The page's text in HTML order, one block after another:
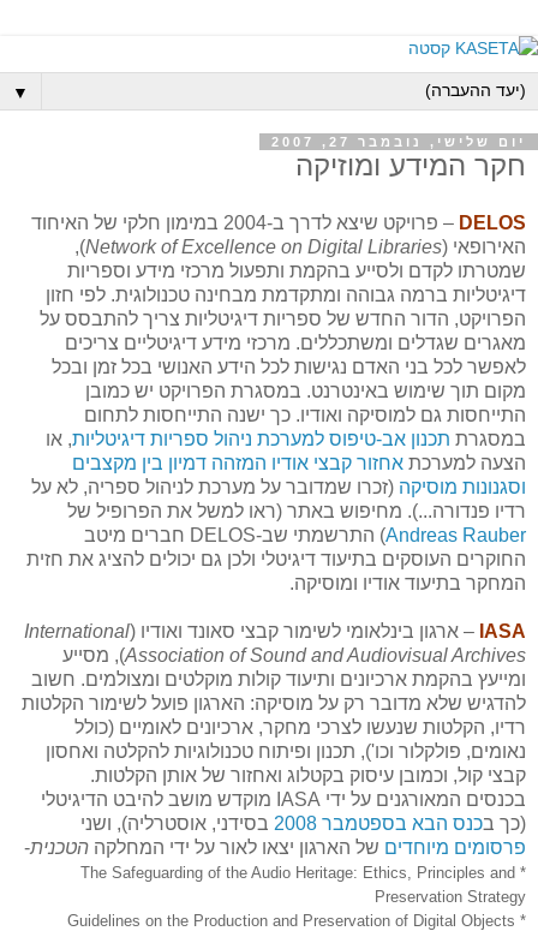
▼
יום שלישי, נובמבר 27, 2007
חקר המידע ומוזיקה
DELOS
– פרויקט שיצא לדרך ב-2004 במימון חלקי של האיחוד
האירופאי (Network of Excellence on Digital Libraries
),
שמטרתו לקדם ולסייע בהקמת ותפעול מרכזי מידע וספריות
דיגיטליות ברמה גבוהה ומתקדמת מבחינה טכנולוגית. לפי חזון
הפרויקט, הדור החדש של ספריות דיגיטליות צריך להתבסס על
מאגרים שגדלים ומשתכללים. מרכזי מידע דיגיטליים צריכים
לאפשר לכל בני האדם נגישות לכל הידע האנושי בכל זמן ובכל
מקום תוך שימוש באינטרנט. במסגרת הפרויקט יש כמובן
התייחסות גם למוסיקה ואודיו. כך ישנה התייחסות לתחום
במסגרת תכנון אב-טיפוס למערכת ניהול ספריות דיגיטליות, או
הצעה למערכת אחזור קבצי אודיו המזהה דמיון בין מקצבים
וסגנונות מוסיקה (זכרו שמדובר על מערכת לניהול ספריה, לא על
רדיו פנדורה...). מחיפוש באתר (ראו למשל את הפרופיל של
Andreas Rauber
) התרשמתי שב-DELOS חברים מיטב
החוקרים העוסקים בתיעוד דיגיטלי ולכן גם יכולים להציג את חזית
המחקר בתיעוד אודיו ומוסיקה.
IASA – ארגון בינלאומי לשימור קבצי סאונד ואודיו (International
Association of Sound and Audiovisual Archives), מסייע
ומייעץ בהקמת ארכיונים ותיעוד קולות מוקלטים ומצולמים. חשוב
להדגיש שלא מדובר רק על מוסיקה: הארגון פועל לשימור הקלטות
רדיו, הקלטות שנעשו לצרכי מחקר, ארכיונים לאומיים (כולל
נאומים, פולקלור וכו'), תכנון ופיתוח טכנולוגיות להקלטה ואחסון
קבצי קול, וכמובן עיסוק בקטלוג ואחזור של אותן הקלטות.
בכנסים המאורגנים על ידי IASA מוקדש מושב להיבט הדיגיטלי
(כך בכנס הבא בספטמבר 2008
בסידני, אוסטרליה), ושני
פרסומים מיוחדים של הארגון יצאו לאור על ידי המחלקה הטכנית-
* The Safeguarding of the Audio Heritage: Ethics, Principles and
Preservation Strategy
* Guidelines on the Production and Preservation of Digital Objects